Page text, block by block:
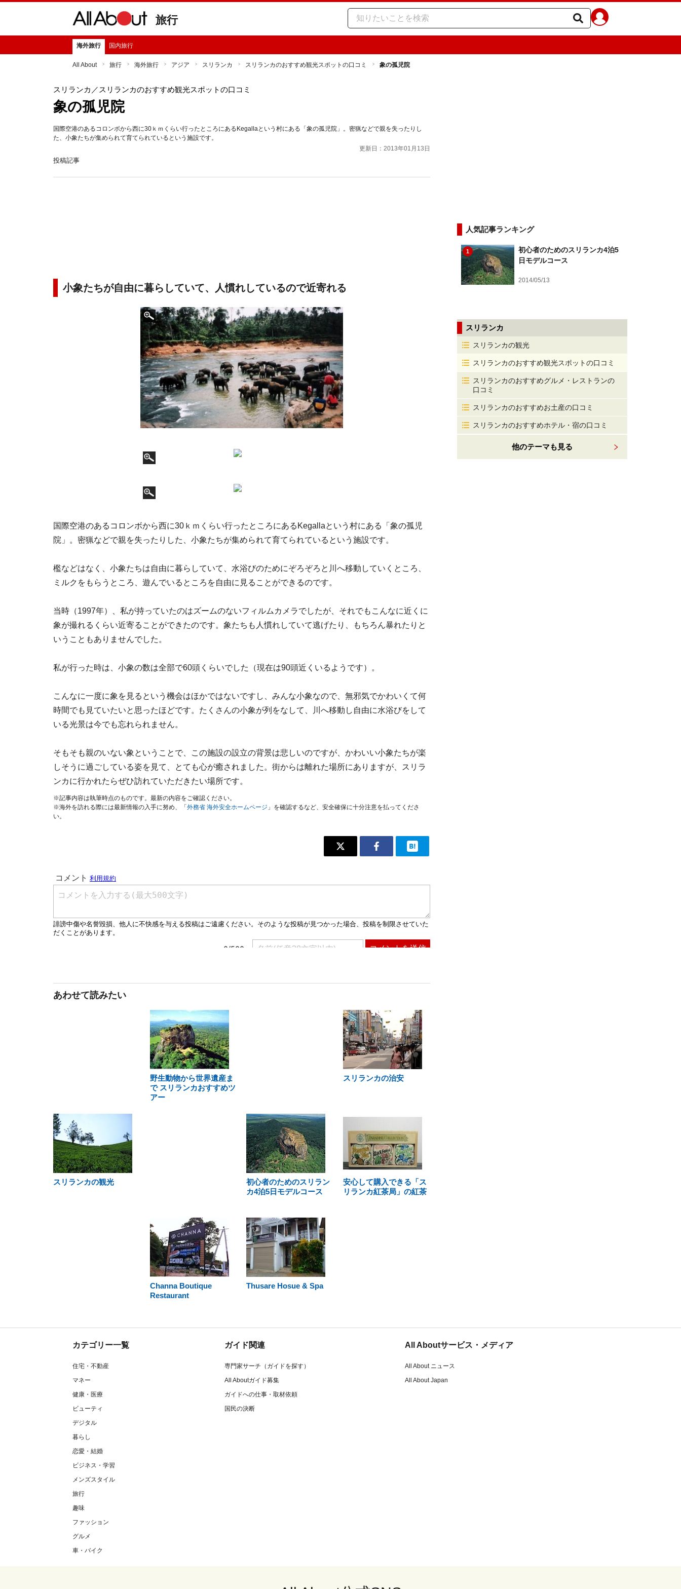
旅行
海外旅行 国内旅行
All About 旅行 海外旅行 アジア スリランカ スリランカのおすすめ観光スポットの口コミ 象の孤児院
スリランカ ／スリランカのおすすめ観光スポットの口コミ
象の孤児院
国際空港のあるコロンボから西に30ｋｍくらい行ったところにあるKegallaという村にある「象の孤児院」。密猟などで親を失ったりし
た、小象たちが集められて育てられているという施設です。
更新日：2013年01月13日
投稿記事
小象たちが自由に暮らしていて、人慣れしているので近寄れる
国際空港のあるコロンボから西に30ｋｍくらい行ったところにあるKegallaという村にある「象の孤児
院」。密猟などで親を失ったりした、小象たちが集められて育てられているという施設です。
檻などはなく、小象たちは自由に暮らしていて、水浴びのためにぞろぞろと川へ移動していくところ、
ミルクをもらうところ、遊んでいるところを自由に見ることができるのです。
当時（1997年）、私が持っていたのはズームのないフィルムカメラでしたが、それでもこんなに近くに
象が撮れるくらい近寄ることができたのです。象たちも人慣れしていて逃げたり、もちろん暴れたりと
いうこともありませんでした。
私が行った時は、小象の数は全部で60頭くらいでした（現在は90頭近くいるようです）。
こんなに一度に象を見るという機会はほかではないですし、みんな小象なので、無邪気でかわいくて何
時間でも見ていたいと思ったほどです。たくさんの小象が列をなして、川へ移動し自由に水浴びをして
いる光景は今でも忘れられません。
そもそも親のいない象ということで、この施設の設立の背景は悲しいのですが、かわいい小象たちが楽
しそうに過ごしている姿を見て、とても心が癒されました。街からは離れた場所にありますが、スリラ
ンカに行かれたらぜひ訪れていただきたい場所です。
※記事内容は執筆時点のものです。最新の内容をご確認ください。
※海外を訪れる際には最新情報の入手に努め、「 外務省 海外安全ホームページ 」を確認するなど、安全確保に十分注意を払ってくださ
い。
あわせて読みたい
野生動物から世界遺産ま
で スリランカおすすめツ
アー
スリランカの治安
スリランカの観光
初心者のためのスリラン
カ4泊5日モデルコース
安心して購入できる「ス
リランカ紅茶局」の紅茶
Channa Boutique
Restaurant
Thusare Hosue & Spa
人気記事ランキング
1
初心者のためのスリランカ4泊5
日モデルコース
2014/05/13
スリランカ
スリランカの観光
スリランカのおすすめ観光スポットの口コミ
スリランカのおすすめグルメ・レストランの
口コミ
スリランカのおすすめお土産の口コミ
スリランカのおすすめホテル・宿の口コミ
他のテーマも見る
カテゴリー一覧
住宅・不動産
マネー
健康・医療
ビューティ
デジタル
暮らし
恋愛・結婚
ビジネス・学習
メンズスタイル
旅行
趣味
ファッション
グルメ
車・バイク
ガイド関連
専門家サーチ（ガイドを探す）
All Aboutガイド募集
ガイドへの仕事・取材依頼
国民の決断
All Aboutサービス・メディア
All About ニュース
All About Japan